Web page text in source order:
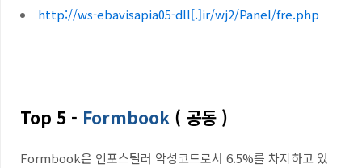
http://ws-ebavisapia05-dll[.]ir/wj2/Panel/fre.php
Top 5 - Formbook ( 공동 )
Formbook은 인포스틸러 악성코드로서 6.5%를 차지하고 있